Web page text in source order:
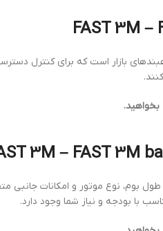
بازار است که برای کنترل
بوم، نوع موتور و امکانات جانبی
با بودجه و نیاز شما وجود دارد.